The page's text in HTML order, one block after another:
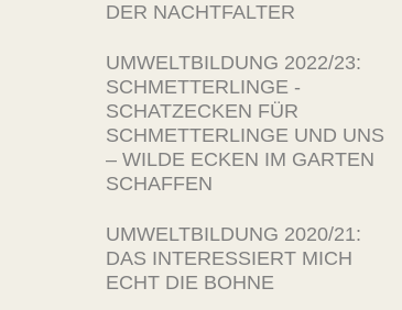
DER NACHTFALTER
UMWELTBILDUNG 2022/23:
SCHMETTERLINGE -
SCHATZECKEN FÜR
SCHMETTERLINGE UND UNS
– WILDE ECKEN IM GARTEN
SCHAFFEN
UMWELTBILDUNG 2020/21:
DAS INTERESSIERT MICH
ECHT DIE BOHNE